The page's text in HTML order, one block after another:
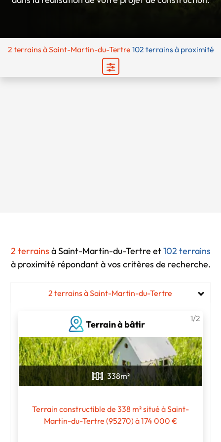
2 terrainsà Saint-Martin-du-Tertre 102 terrains à proximité
2 terrains à Saint-Martin-du-Tertre et102 terrains
à proximité répondant à vos critères de recherche.
2 terrains à Saint-Martin-du-Tertre
Terrain à bâtir
1/2
338m²
Terrain constructible de 338 m² situé à Saint-
Martin-du-Tertre (95270) à 174 000 €